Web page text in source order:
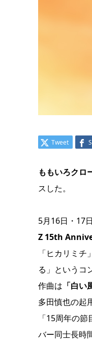
Tweet
ももいろクロ
スした。
5月16日・17
Z 15th
「ヒカリミ
る」というコ
作曲は 「白い
多田慎也の起
「15周年の
バー同士長時